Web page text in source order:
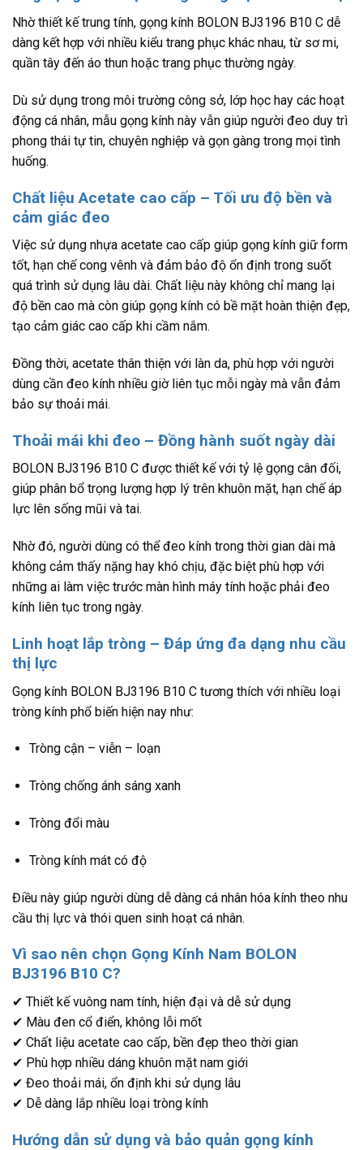
Nhờ thiết kế trung tính, gọng kính BOLON BJ3196 B10 C dễ
dàng kết hợp với nhiều kiểu trang phục khác nhau, từ sơ mi,
quần tây đến áo thun hoặc trang phục thường ngày.
Dù sử dụng trong môi trường công sở, lớp học hay các hoạt
động cá nhân, mẫu gọng kính này vẫn giúp người đeo duy trì
phong thái tự tin, chuyên nghiệp và gọn gàng trong mọi tình
huống.
Chất liệu Acetate cao cấp – Tối ưu độ bền và
cảm giác đeo
Việc sử dụng nhựa acetate cao cấp giúp gọng kính giữ form
tốt, hạn chế cong vênh và đảm bảo độ ổn định trong suốt
quá trình sử dụng lâu dài. Chất liệu này không chỉ mang lại
độ bền cao mà còn giúp gọng kính có bề mặt hoàn thiện đẹp,
tạo cảm giác cao cấp khi cầm nắm.
Đồng thời, acetate thân thiện với làn da, phù hợp với người
dùng cần đeo kính nhiều giờ liên tục mỗi ngày mà vẫn đảm
bảo sự thoải mái.
Thoải mái khi đeo – Đồng hành suốt ngày dài
BOLON BJ3196 B10 C được thiết kế với tỷ lệ gọng cân đối,
giúp phân bổ trọng lượng hợp lý trên khuôn mặt, hạn chế áp
lực lên sống mũi và tai.
Nhờ đó, người dùng có thể đeo kính trong thời gian dài mà
không cảm thấy nặng hay khó chịu, đặc biệt phù hợp với
những ai làm việc trước màn hình máy tính hoặc phải đeo
kính liên tục trong ngày.
Linh hoạt lắp tròng – Đáp ứng đa dạng nhu cầu
thị lực
Gọng kính BOLON BJ3196 B10 C tương thích với nhiều loại
tròng kính phổ biến hiện nay như:
Tròng cận – viễn – loạn
Tròng chống ánh sáng xanh
Tròng đổi màu
Tròng kính mát có độ
Điều này giúp người dùng dễ dàng cá nhân hóa kính theo nhu
cầu thị lực và thói quen sinh hoạt cá nhân.
Vì sao nên chọn Gọng Kính Nam BOLON
BJ3196 B10 C?
✔ Thiết kế vuông nam tính, hiện đại và dễ sử dụng
✔ Màu đen cổ điển, không lỗi mốt
✔ Chất liệu acetate cao cấp, bền đẹp theo thời gian
✔ Phù hợp nhiều dáng khuôn mặt nam giới
✔ Đeo thoải mái, ổn định khi sử dụng lâu
✔ Dễ dàng lắp nhiều loại tròng kính
Hướng dẫn sử dụng và bảo quản gọng kính